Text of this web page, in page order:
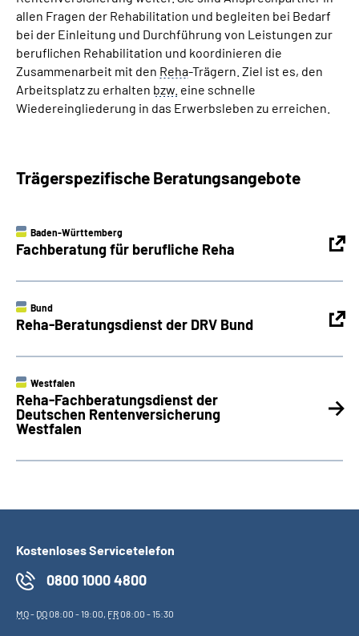
Mein Kundenportal
allen Fragen der Rehabilitation und begleiten bei Bedarf
bei der Einleitung und Durchführung von Leistungen zur
beruflichen Rehabilitation und koordinieren die
Zusammenarbeit mit den Reha-Trägern. Ziel ist es, den
Arbeitsplatz zu erhalten bzw. eine schnelle
Wiedereingliederung in das Erwerbsleben zu erreichen.
Trägerspezifische Beratungsangebote
Baden-Württemberg
Fachberatung für berufliche Reha
Bund
Reha-Beratungsdienst der DRV Bund
Westfalen
Reha-Fachberatungsdienst der
Deutschen Rentenversicherung
Westfalen
Kostenloses Servicetelefon
0800 1000 4800
MO- DO08:00 - 19:00, FR08:00 - 15:30